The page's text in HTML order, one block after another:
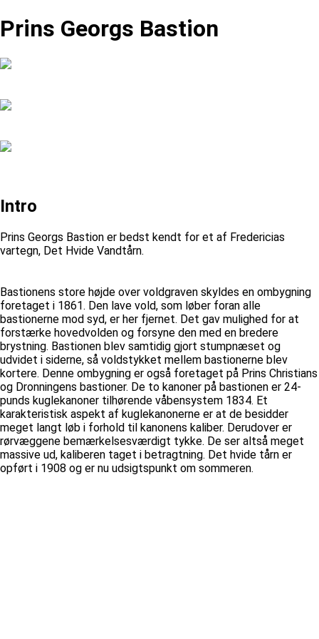
Prins Georgs Bastion
Intro
Prins Georgs Bastion er bedst kendt for et af Fredericias
vartegn, Det Hvide Vandtårn.
Bastionens store højde over voldgraven skyldes en ombygning
foretaget i 1861. Den lave vold, som løber foran alle
bastionerne mod syd, er her fjernet. Det gav mulighed for at
forstærke hovedvolden og forsyne den med en bredere
brystning. Bastionen blev samtidig gjort stumpnæset og
udvidet i siderne, så voldstykket mellem bastionerne blev
kortere. Denne ombygning er også foretaget på Prins Christians
og Dronningens bastioner. De to kanoner på bastionen er 24-
punds kuglekanoner tilhørende våbensystem 1834. Et
karakteristisk aspekt af kuglekanonerne er at de besidder
meget langt løb i forhold til kanonens kaliber. Derudover er
rørvæggene bemærkelsesværdigt tykke. De ser altså meget
massive ud, kaliberen taget i betragtning. Det hvide tårn er
opført i 1908 og er nu udsigtspunkt om sommeren.